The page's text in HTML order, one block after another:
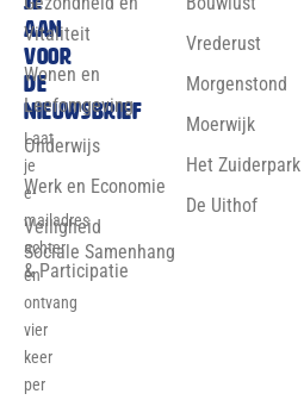
aan
voor
de
nieuwsbrief
Laat
je
e-
mailadres
achter
en
ontvang
vier
keer
per
Vitaliteit
Wonen en
Leefomgeving
Onderwijs
Werk en Economie
Veiligheid
Sociale Samenhang
& Participatie
Vrederust
Morgenstond
Moerwijk
Het Zuiderpark
De Uithof